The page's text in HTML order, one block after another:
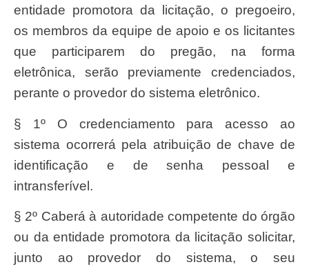
entidade promotora da licitação, o pregoeiro,
os membros da equipe de apoio e os licitantes
que participarem do pregão, na forma
eletrônica, serão previamente credenciados,
perante o provedor do sistema eletrônico.
§ 1º O credenciamento para acesso ao
sistema ocorrerá pela atribuição de chave de
identificação e de senha pessoal e
intransferível.
§ 2º Caberá à autoridade competente do órgão
ou da entidade promotora da licitação solicitar,
junto ao provedor do sistema, o seu